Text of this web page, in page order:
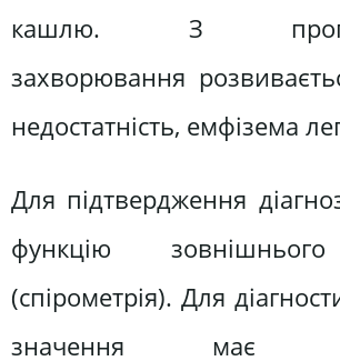
кашлю. З
захворювання
недостатність, емфізема
Для підтвердження
функцію
(спірометрія). Для
значення має